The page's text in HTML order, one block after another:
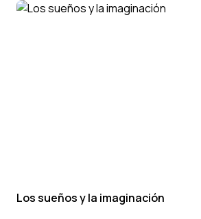
Los sueños y la imaginación